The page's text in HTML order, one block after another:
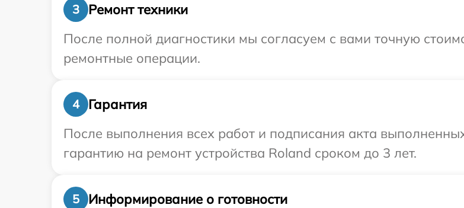
3
Ремонт техники
После полной диагностики мы согласуем с вами точную
ремонтные операции.
4
Гарантия
После выполнения всех работ и подписания акта
гарантию на ремонт устройства Roland сроком до 3 лет.
5
Информирование о готовности